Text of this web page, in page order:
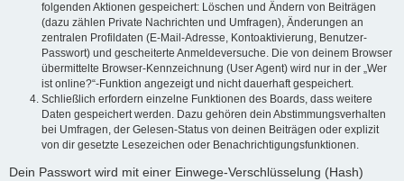
folgenden Aktionen gespeichert: Löschen und Ändern von Beiträgen
(dazu zählen Private Nachrichten und Umfragen), Änderungen an
zentralen Profildaten (E-Mail-Adresse, Kontoaktivierung, Benutzer-
Passwort) und gescheiterte Anmeldeversuche. Die von deinem Browser
übermittelte Browser-Kennzeichnung (User Agent) wird nur in der „Wer
ist online?“-Funktion angezeigt und nicht dauerhaft gespeichert.
Schließlich erfordern einzelne Funktionen des Boards, dass weitere
Daten gespeichert werden. Dazu gehören dein Abstimmungsverhalten
bei Umfragen, der Gelesen-Status von deinen Beiträgen oder explizit
von dir gesetzte Lesezeichen oder Benachrichtigungsfunktionen.
Dein Passwort wird mit einer Einwege-Verschlüsselung (Hash)